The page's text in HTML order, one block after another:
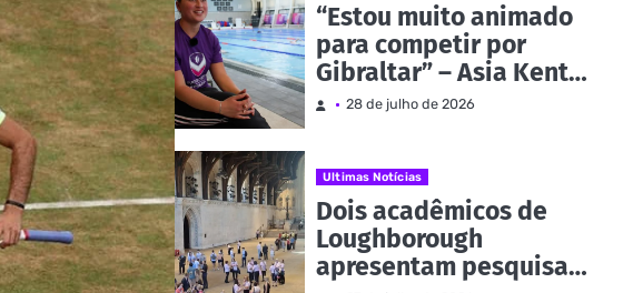
“Estou muito animado
para competir por
Gibraltar” – Asia Kent
almeja sucesso nos
Notícias e eventos
28 de julho de 2026
Ultimas Notícias
Dois acadêmicos de
Loughborough
apresentam pesquisa